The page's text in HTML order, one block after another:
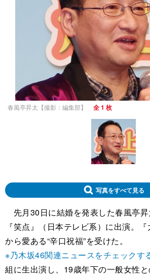
春風亭昇太【撮影：編集部】 全 1 枚
写真をすべて見る
先月30日に結婚を発表した春風亭
『笑点』（日本テレビ系）に出演。
から愛ある“辛口祝福”を受けた。
※乃木坂46関連ニュースをチェックす
組に生出演し、19歳年下の一般女性